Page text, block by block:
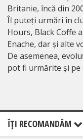
Britanie, încă din
Îl puteți urmări în
Hours, Black Coffe
Enache, dar și alte
De asemenea,
pot fi urmărite și pe
ÎŢI RECOMANDĂM